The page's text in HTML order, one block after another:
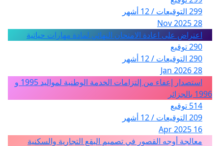
299 التوقيعات / 12 أشهر
28 Nov 2025
اعتراض على اعادة الامتحان النهائي لمادة مهارات حياتية
290 توقيع
290 التوقيعات / 12 أشهر
28 Jan 2026
استصدار إعفاء من إلتزامات الخدمة الوطنية لمواليد 1995 و
1996 بالجزائر
514 توقيع
209 التوقيعات / 12 أشهر
16 Apr 2025
معالجة أوجه القصور في تصميم البقع التجارية والسكنية